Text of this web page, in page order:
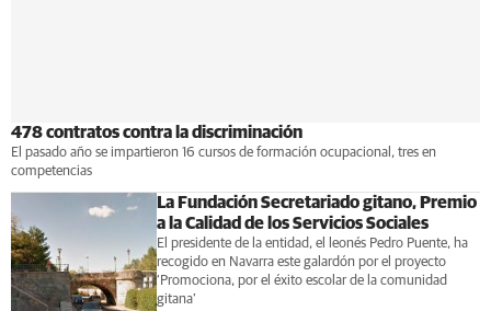
478 contratos contra la discriminación
El pasado año se impartieron 16 cursos de formación ocupacional, tres en
competencias
La Fundación Secretariado gitano, Premio
a la Calidad de los Servicios Sociales
El presidente de la entidad, el leonés Pedro Puente, ha
recogido en Navarra este galardón por el proyecto
‘Promociona, por el éxito escolar de la comunidad
gitana’